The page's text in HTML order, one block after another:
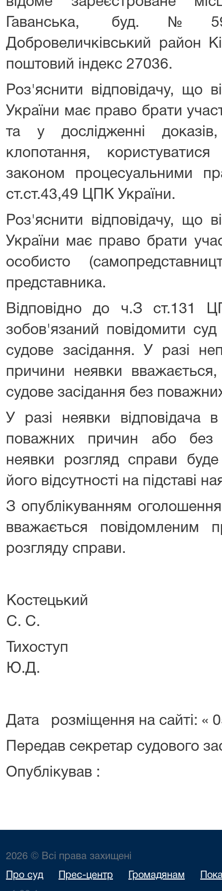
Гаванська,
Добровеличківський район
поштовий індекс 27036.
Роз'яснити відповідачу, що
України має право брати
та у дослідженні
клопотання,
законом процесуальними
ст.ст.43,49 ЦПК України.
Роз'яснити відповідачу, що
України має право брати
особисто
представника.
Відповідно до ч.З ст.131
зобов'язаний повідомити
судове засідання. У разі
причини неявки
судове засідання без
У разі неявки відповідача
поважних причин або без
неявки розгляд справи
його відсутності на підставі
З опублікуванням
вважається повідомленим
розгляду справи.
Костецький
С. С.
Тихоступ
Ю.Д.
Дата розміщення на сайті: «
Передав секретар судового
Опублікував :
2026 © Всі права захищені
Про суд Прес-центр Громадянам